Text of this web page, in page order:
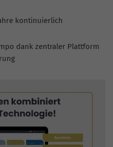
kontinuierlich
dank zentraler Plattform